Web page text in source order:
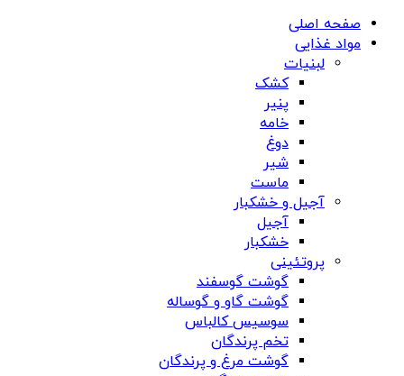
صفحه اصلی
مواد غذایی
لبنیات
کشک
پنیر
خامه
دوغ
شیر
ماست
آجیل و خشکبار
آجیل
خشکبار
پروتئینی
گوشت گوسفند
گوشت گاو و گوساله
سوسیس کالباس
تخم پرندگان
گوشت مرغ و پرندگان